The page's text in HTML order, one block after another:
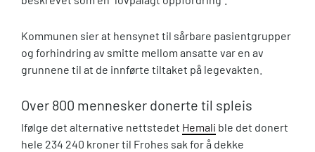
Kommunen sier at hensynet til sårbare pasientgrupper
og forhindring av smitte mellom ansatte var en av
grunnene til at de innførte tiltaket på legevakten.
Over 800 mennesker donerte til spleis
Ifølge det alternative nettstedet Hemali ble det donert
hele 234 240 kroner til Frohes sak for å dekke